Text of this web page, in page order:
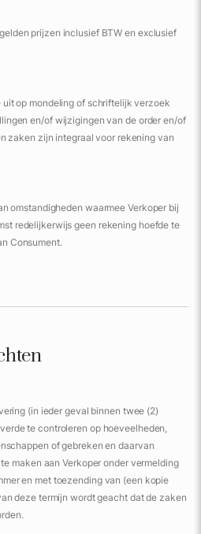
prijzen inclusief BTW en exclusief
op mondeling of schriftelijk verzoek
en/of wijzigingen van de order en/of
zaken zijn integraal voor rekening van
omstandigheden waarmee Verkoper bij
redelijkerwijs geen rekening hoefde te
Consument.
(in ieder geval binnen twee (2)
te controleren op hoeveelheden,
of gebreken en daarvan
maken aan Verkoper onder vermelding
en met toezending van (een kopie
deze termijn wordt geacht dat de zaken